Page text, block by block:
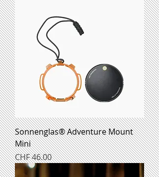
Sonnenglas® Adventure Mount
Mini
Preis
CHF 46.00